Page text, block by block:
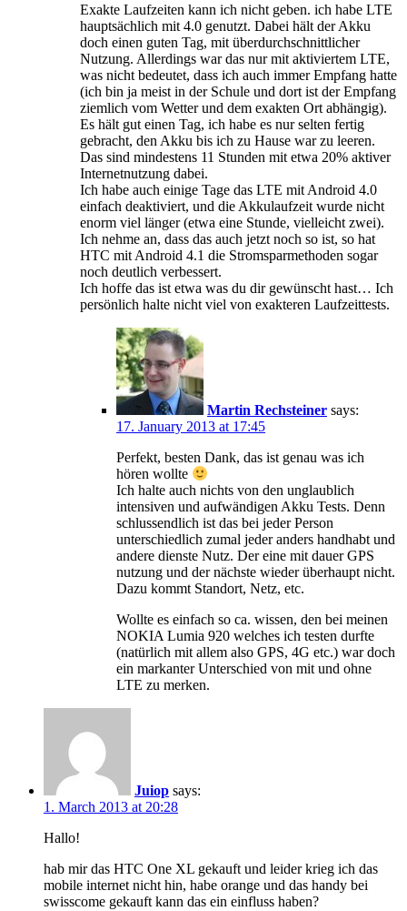
Exakte Laufzeiten kann ich nicht geben. ich habe LTE
hauptsächlich mit 4.0 genutzt. Dabei hält der Akku
doch einen guten Tag, mit überdurchschnittlicher
Nutzung. Allerdings war das nur mit aktiviertem LTE,
was nicht bedeutet, dass ich auch immer Empfang hatte
(ich bin ja meist in der Schule und dort ist der Empfang
ziemlich vom Wetter und dem exakten Ort abhängig).
Es hält gut einen Tag, ich habe es nur selten fertig
gebracht, den Akku bis ich zu Hause war zu leeren.
Das sind mindestens 11 Stunden mit etwa 20% aktiver
Internetnutzung dabei.
Ich habe auch einige Tage das LTE mit Android 4.0
einfach deaktiviert, und die Akkulaufzeit wurde nicht
enorm viel länger (etwa eine Stunde, vielleicht zwei).
Ich nehme an, dass das auch jetzt noch so ist, so hat
HTC mit Android 4.1 die Stromsparmethoden sogar
noch deutlich verbessert.
Ich hoffe das ist etwa was du dir gewünscht hast… Ich
persönlich halte nicht viel von exakteren Laufzeittests.
Martin Rechsteiner says:
17. January 2013 at 17:45
Perfekt, besten Dank, das ist genau was ich
hören wollte
Ich halte auch nichts von den unglaublich
intensiven und aufwändigen Akku Tests. Denn
schlussendlich ist das bei jeder Person
unterschiedlich zumal jeder anders handhabt und
andere dienste Nutz. Der eine mit dauer GPS
nutzung und der nächste wieder überhaupt nicht.
Dazu kommt Standort, Netz, etc.
Wollte es einfach so ca. wissen, den bei meinen
NOKIA Lumia 920 welches ich testen durfte
(natürlich mit allem also GPS, 4G etc.) war doch
ein markanter Unterschied von mit und ohne
LTE zu merken.
Juiop says:
1. March 2013 at 20:28
Hallo!
hab mir das HTC One XL gekauft und leider krieg ich das
mobile internet nicht hin, habe orange und das handy bei
swisscome gekauft kann das ein einfluss haben?